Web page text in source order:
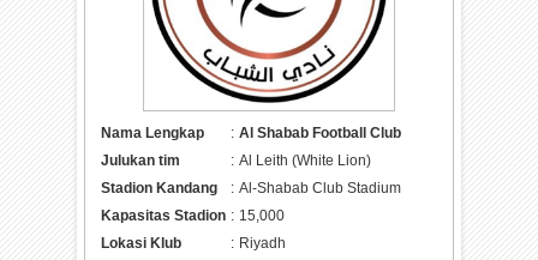
Nama Lengkap : Al Shabab Football Club
Julukan tim
: Al Leith (White Lion)
Stadion Kandang
: Al-Shabab Club Stadium
Kapasitas Stadion : 15,000
Lokasi Klub
: Riyadh